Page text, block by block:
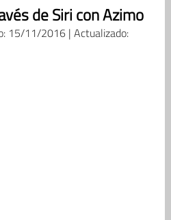
de Siri con Azimo
15/11/2016 | Actualizado: